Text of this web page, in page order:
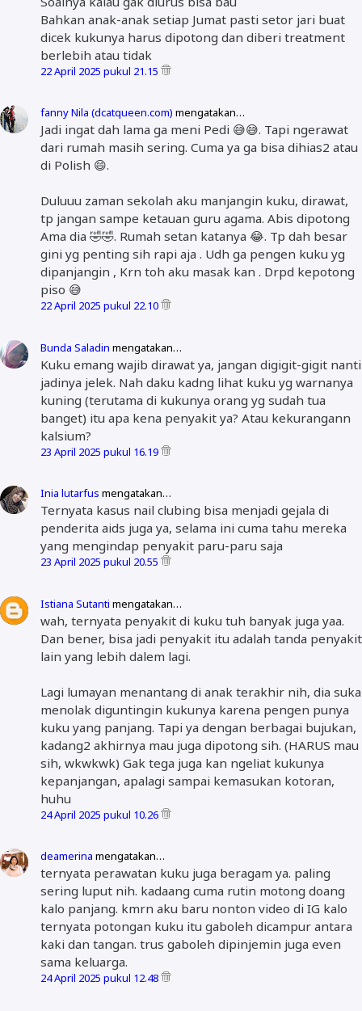
Bahkan anak-anak setiap Jumat pasti setor jari buat
dicek kukunya harus dipotong dan diberi treatment
berlebih atau tidak
22 April 2025 pukul 21.15
fanny Nila (dcatqueen.com) mengatakan…
Jadi ingat dah lama ga meni Pedi 😅😅. Tapi ngerawat
dari rumah masih sering. Cuma ya ga bisa dihias2 atau
di Polish 😄.
Duluuu zaman sekolah aku manjangin kuku, dirawat,
tp jangan sampe ketauan guru agama. Abis dipotong
Ama dia 🤣🤣. Rumah setan katanya 😂. Tp dah besar
gini yg penting sih rapi aja . Udh ga pengen kuku yg
dipanjangin , Krn toh aku masak kan . Drpd kepotong
piso 😅
22 April 2025 pukul 22.10
Bunda Saladin mengatakan…
Kuku emang wajib dirawat ya, jangan digigit-gigit nanti
jadinya jelek. Nah daku kadng lihat kuku yg warnanya
kuning (terutama di kukunya orang yg sudah tua
banget) itu apa kena penyakit ya? Atau kekurangann
kalsium?
23 April 2025 pukul 16.19
Inia lutarfus mengatakan…
Ternyata kasus nail clubing bisa menjadi gejala di
penderita aids juga ya, selama ini cuma tahu mereka
yang mengindap penyakit paru-paru saja
23 April 2025 pukul 20.55
Istiana Sutanti mengatakan…
wah, ternyata penyakit di kuku tuh banyak juga yaa.
Dan bener, bisa jadi penyakit itu adalah tanda penyakit
lain yang lebih dalem lagi.
Lagi lumayan menantang di anak terakhir nih, dia suka
menolak diguntingin kukunya karena pengen punya
kuku yang panjang. Tapi ya dengan berbagai bujukan,
kadang2 akhirnya mau juga dipotong sih. (HARUS mau
sih, wkwkwk) Gak tega juga kan ngeliat kukunya
kepanjangan, apalagi sampai kemasukan kotoran,
huhu
24 April 2025 pukul 10.26
deamerina mengatakan…
ternyata perawatan kuku juga beragam ya. paling
sering luput nih. kadaang cuma rutin motong doang
kalo panjang. kmrn aku baru nonton video di IG kalo
ternyata potongan kuku itu gaboleh dicampur antara
kaki dan tangan. trus gaboleh dipinjemin juga even
sama keluarga.
24 April 2025 pukul 12.48